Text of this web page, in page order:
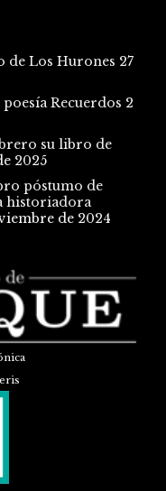
de Los Hurones 27
Recuerdos 2
su libro de
2025
póstumo de
historiadora
de 2024